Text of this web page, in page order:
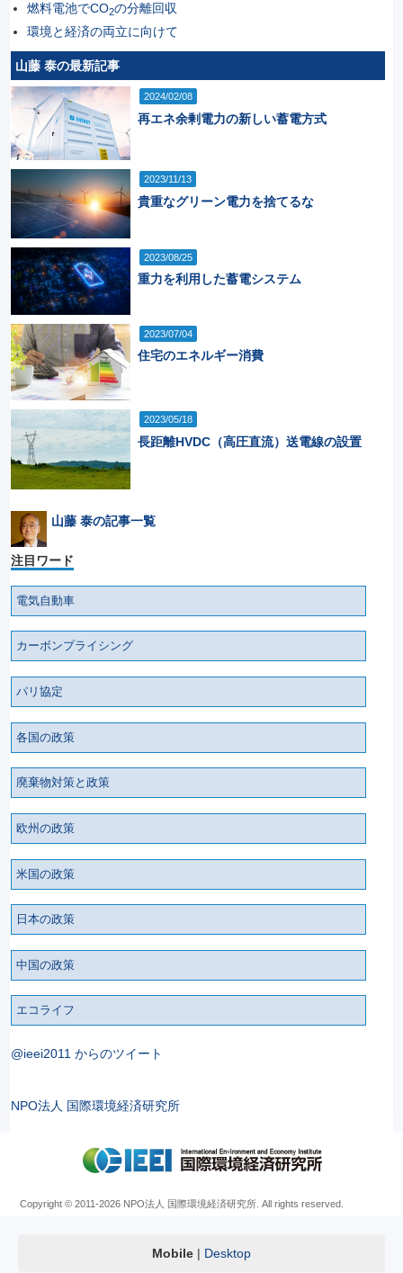
燃料電池でCO2の分離回収
環境と経済の両立に向けて
山藤 泰の最新記事
2024/02/08
再エネ余剰電力の新しい蓄電方式
2023/11/13
貴重なグリーン電力を捨てるな
2023/08/25
重力を利用した蓄電システム
2023/07/04
住宅のエネルギー消費
2023/05/18
長距離HVDC（高圧直流）送電線の設置
山藤 泰の記事一覧
注目ワード
電気自動車
カーボンプライシング
パリ協定
各国の政策
廃棄物対策と政策
欧州の政策
米国の政策
日本の政策
中国の政策
エコライフ
@ieei2011 からのツイート
NPO法人 国際環境経済研究所
Copyright © 2011-2026 NPO法人 国際環境経済研究所. All rights reserved.
Mobile | Desktop